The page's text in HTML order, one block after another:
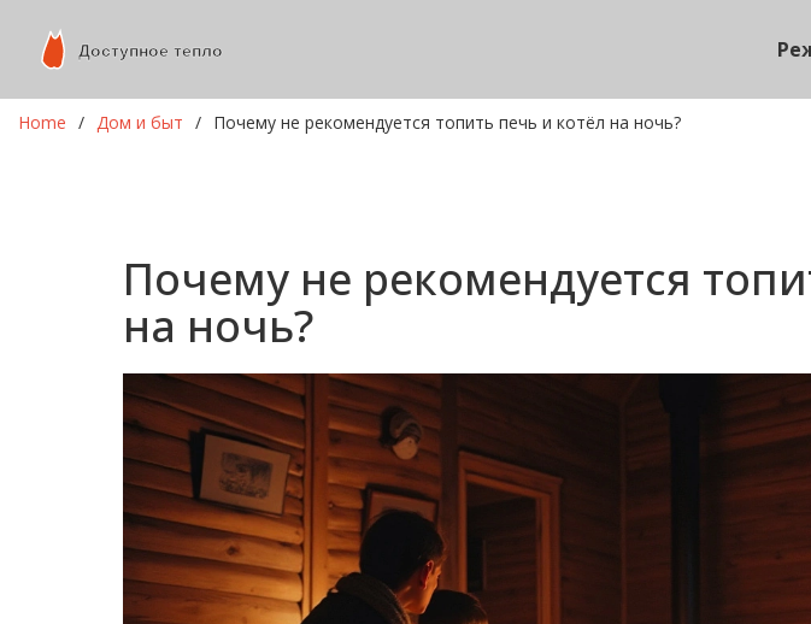
Home Дом и быт Почему не рекомендуется топить печь и котёл на ночь?
Почему не рекомендуется
на ночь?